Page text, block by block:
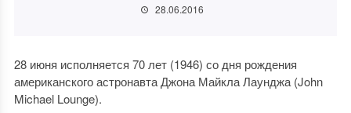
28.06.2016
28 июня исполняется 70 лет (1946) со дня рождения
американского астронавта Джона Майкла Лаунджа (John
Michael Lounge).